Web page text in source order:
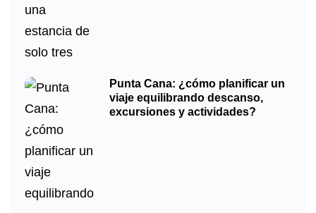
Punta Cana: ¿cómo planificar un
viaje equilibrando descanso,
excursiones y actividades?